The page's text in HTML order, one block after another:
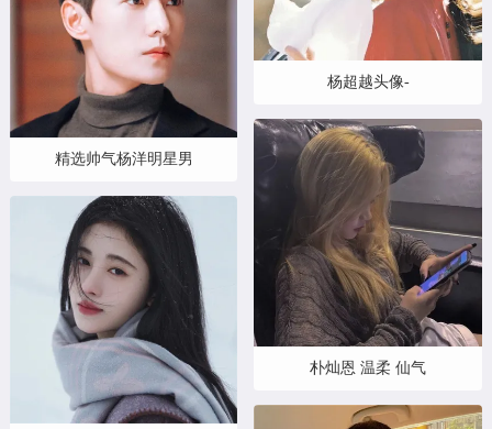
精选帅气杨洋明星男
杨超越头像-
朴灿恩 温柔 仙气